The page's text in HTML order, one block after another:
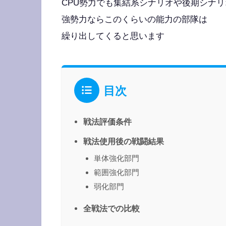
CPU勢力でも集結系シナリオや後期シナ
強勢力ならこのくらいの能力の部隊は
繰り出してくると思います
目次
戦法評価条件
戦法使用後の戦闘結果
単体強化部門
範囲強化部門
弱化部門
全戦法での比較